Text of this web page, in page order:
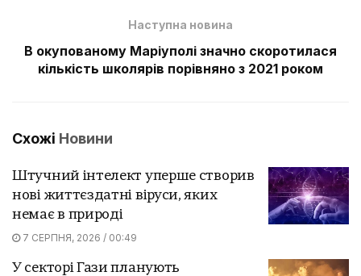
Наступна новина
В окупованому Маріуполі значно скоротилася
кількість школярів порівняно з 2021 роком
Схожі Новини
Штучний інтелект уперше створив
нові життєздатні віруси, яких
немає в природі
7 СЕРПНЯ, 2026 / 00:49
У секторі Гази планують